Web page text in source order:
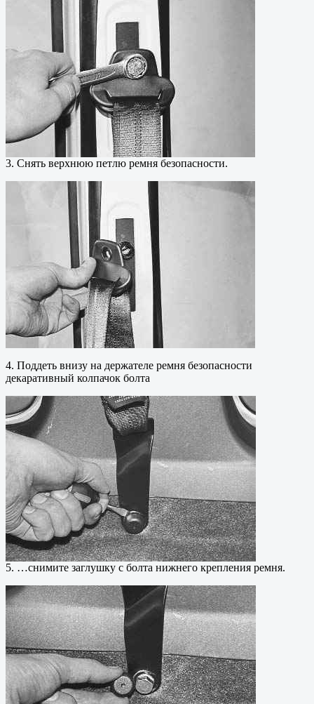
3. Снять верхнюю петлю ремня безопасности.
4. Поддеть внизу на держателе ремня безопасности
декаративный колпачок болта
5. …снимите заглушку с болта нижнего крепления ремня.